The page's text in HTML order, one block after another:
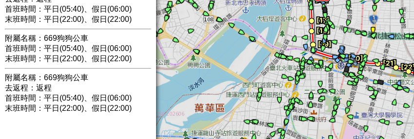
首班時間：平日(05:40)、假日(06:00)
末班時間：平日(22:00)、假日(22:00)
附屬名稱：669狗狗公車
首班時間：平日(05:40)、假日(06:00)
末班時間：平日(22:00)、假日(22:00)
附屬名稱：669狗狗公車
去返程：返程
首班時間：平日(05:40)、假日(06:00)
末班時間：平日(22:00)、假日(22:00)